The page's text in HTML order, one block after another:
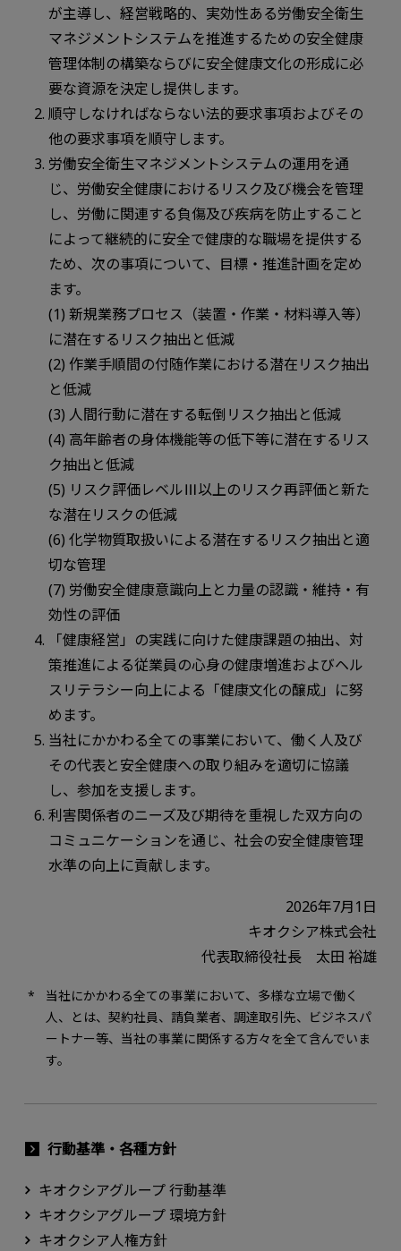
が主導し、経営戦略的、実効性ある労働安全衛生
マネジメントシステムを推進するための安全健康
管理体制の構築ならびに安全健康文化の形成に必
要な資源を決定し提供します。
順守しなければならない法的要求事項およびその
他の要求事項を順守します。
労働安全衛生マネジメントシステムの運用を通
じ、労働安全健康におけるリスク及び機会を管理
し、労働に関連する負傷及び疾病を防止すること
によって継続的に安全で健康的な職場を提供する
ため、次の事項について、目標・推進計画を定め
ます。
(1) 新規業務プロセス（装置・作業・材料導入等）
に潜在するリスク抽出と低減
(2) 作業手順間の付随作業における潜在リスク抽出
と低減
(3) 人間行動に潜在する転倒リスク抽出と低減
(4) 高年齢者の身体機能等の低下等に潜在するリス
ク抽出と低減
(5) リスク評価レベルⅢ以上のリスク再評価と新た
な潜在リスクの低減
(6) 化学物質取扱いによる潜在するリスク抽出と適
切な管理
(7) 労働安全健康意識向上と力量の認識・維持・有
効性の評価
「健康経営」の実践に向けた健康課題の抽出、対
策推進による従業員の心身の健康増進およびヘル
スリテラシー向上による「健康文化の醸成」に努
めます。
当社にかかわる全ての事業において、働く人及び
その代表と安全健康への取り組みを適切に協議
し、参加を支援します。
利害関係者のニーズ及び期待を重視した双方向の
コミュニケーションを通じ、社会の安全健康管理
水準の向上に貢献します。
2026年7月1日
キオクシア株式会社
代表取締役社長 太田 裕雄
当社にかかわる全ての事業において、多様な立場で働く
人、とは、契約社員、請負業者、調達取引先、ビジネスパ
ートナー等、当社の事業に関係する方々を全て含んでいま
す。
行動基準・各種方針
キオクシアグループ 行動基準
キオクシアグループ 環境方針
キオクシア人権方針